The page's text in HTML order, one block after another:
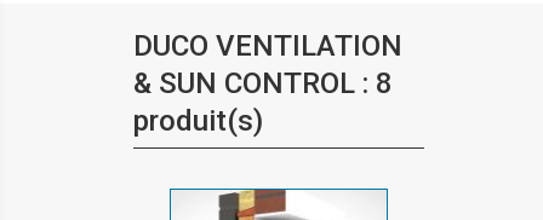
DUCO VENTILATION
& SUN CONTROL : 8
produit(s)